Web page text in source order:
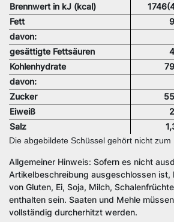
Brennwert in kJ (kcal)
Fett
davon:
gesättigte Fettsäuren
Kohlenhydrate
davon:
Zucker
Eiweiß
Salz
Die abgebildete Schüssel gehört nicht zum
Allgemeiner Hinweis: Sofern es nicht
Artikelbeschreibung ausgeschlossen ist,
von Gluten, Ei, Soja, Milch,
enthalten sein. Saaten und Mehle
vollständig durcherhitzt werden.